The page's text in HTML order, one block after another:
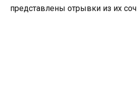
представлены отрывки из их